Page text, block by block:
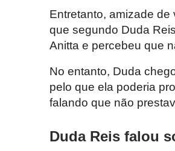
Entretanto, amizade
que segundo Duda
Anitta e percebeu que
No entanto, Duda
pelo que ela poderia
falando que não
Duda Reis falou